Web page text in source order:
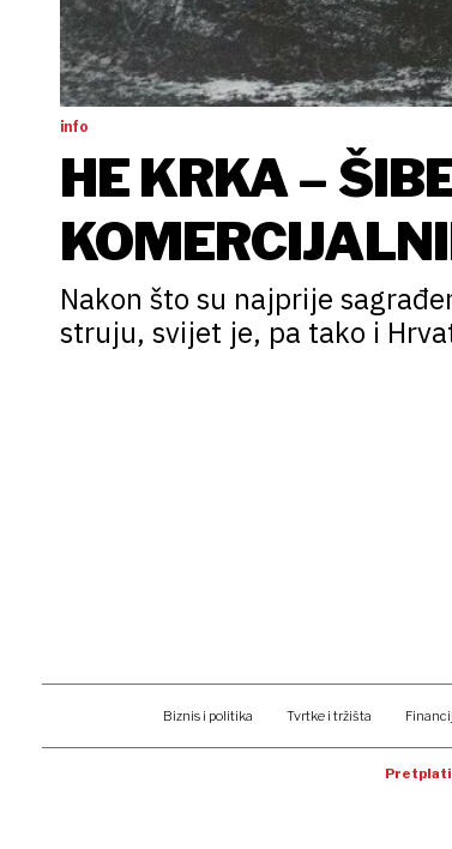
info
HE KRKA –
VIŠEFAZNIH
Nakon što su najprije
struju, svijet je, pa tako i
Biznis i politika Tvrtke i tržišta
Pretplati